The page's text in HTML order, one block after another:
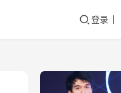
登录